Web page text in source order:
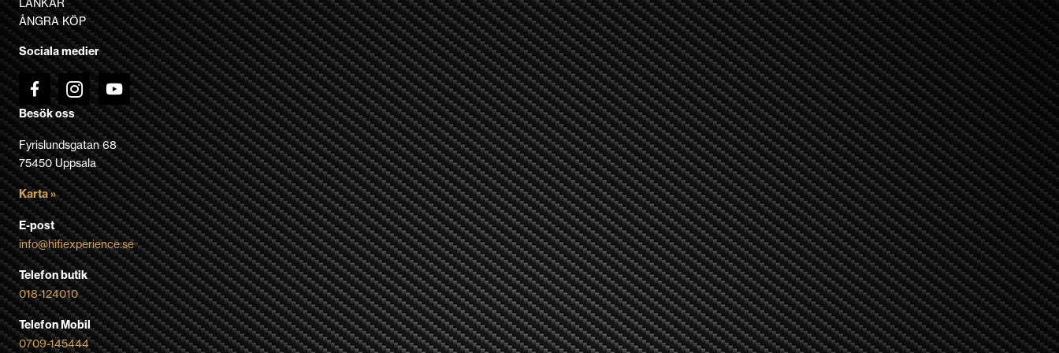
på
produktsidan
ÅNGRA KÖP
Sociala medier
Besök oss
Fyrislundsgatan 68
75450 Uppsala
Karta »
E-post
info@hifiexperience.se
Telefon butik
018-124010
Telefon Mobil
0709-145444